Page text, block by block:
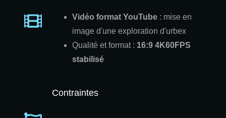
Vidéo format YouTube : mise en
image d'une exploration d'urbex
Qualité et format : 16:9 4K60FPS
stabilisé
Contraintes